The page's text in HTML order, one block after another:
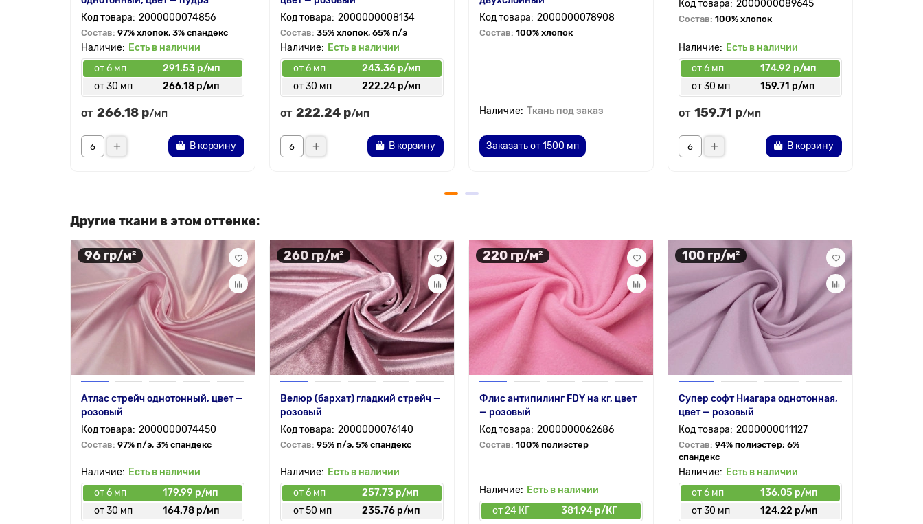
2000000074856
Состав: 97% хлопок, 3% спандекс
Есть в наличии
от 6 мп
291.53 р/мп
от 30 мп
266.18 р/мп
от 266.18 р/мп
В корзину
2000000008134
Состав: 35% хлопок, 65% п/э
Есть в наличии
от 6 мп
243.36 р/мп
от 30 мп
222.24 р/мп
от 222.24 р/мп
В корзину
2000000078908
Состав: 100% хлопок
Ткань под заказ
Заказать от 1500 мп
2000000089645
Состав: 100% хлопок
Есть в наличии
от 6 мп
174.92 р/мп
от 30 мп
159.71 р/мп
от 159.71 р/мп
В корзину
Другие ткани в этом оттенке:
96 гр/м²
Атлас стрейч однотонный, цвет —
розовый
2000000074450
Состав: 97% п/э, 3% спандекс
Есть в наличии
от 6 мп
179.99 р/мп
от 30 мп
164.78 р/мп
260 гр/м²
Велюр (бархат) гладкий стрейч —
розовый
2000000076140
Состав: 95% п/э, 5% спандекс
Есть в наличии
от 6 мп
257.73 р/мп
от 50 мп
235.76 р/мп
220 гр/м²
Флис антипилинг FDY на кг, цвет
— розовый
2000000062686
Состав: 100% полиэстер
Есть в наличии
от 24 КГ
381.94 р/КГ
100 гр/м²
Супер софт Ниагара однотонная,
цвет — розовый
2000000011127
Состав: 94% полиэстер; 6%
спандекс
Есть в наличии
от 6 мп
136.05 р/мп
от 30 мп
124.22 р/мп